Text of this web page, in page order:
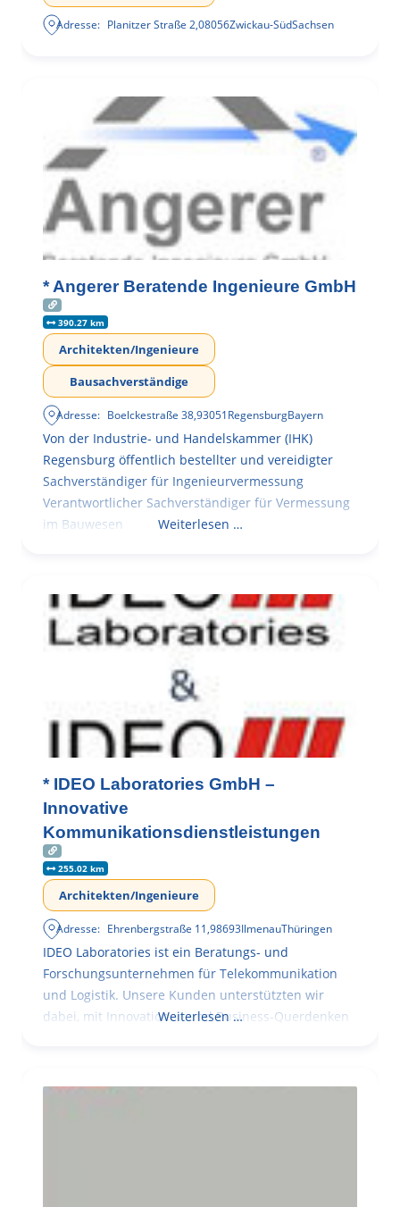
Adresse: Planitzer Straße 2,08056Zwickau-SüdSachsen
* Angerer Beratende Ingenieure GmbH
390.27 km
Architekten/Ingenieure
Bausachverständige
Adresse: Boelckestraße 38,93051RegensburgBayern
Von der Industrie- und Handelskammer (IHK)
Regensburg öffentlich bestellter und vereidigter
Sachverständiger für Ingenieurvermessung
Verantwortlicher Sachverständiger für Vermessung
im Bauwesen
Weiterlesen …
* IDEO Laboratories GmbH –
Innovative
Kommunikationsdienstleistungen
255.02 km
Architekten/Ingenieure
Adresse: Ehrenbergstraße 11,98693IlmenauThüringen
IDEO Laboratories ist ein Beratungs- und
Forschungsunternehmen für Telekommunikation
und Logistik. Unsere Kunden unterstützten wir
dabei, mit Innovationen und Business-Querdenken
Weiterlesen …